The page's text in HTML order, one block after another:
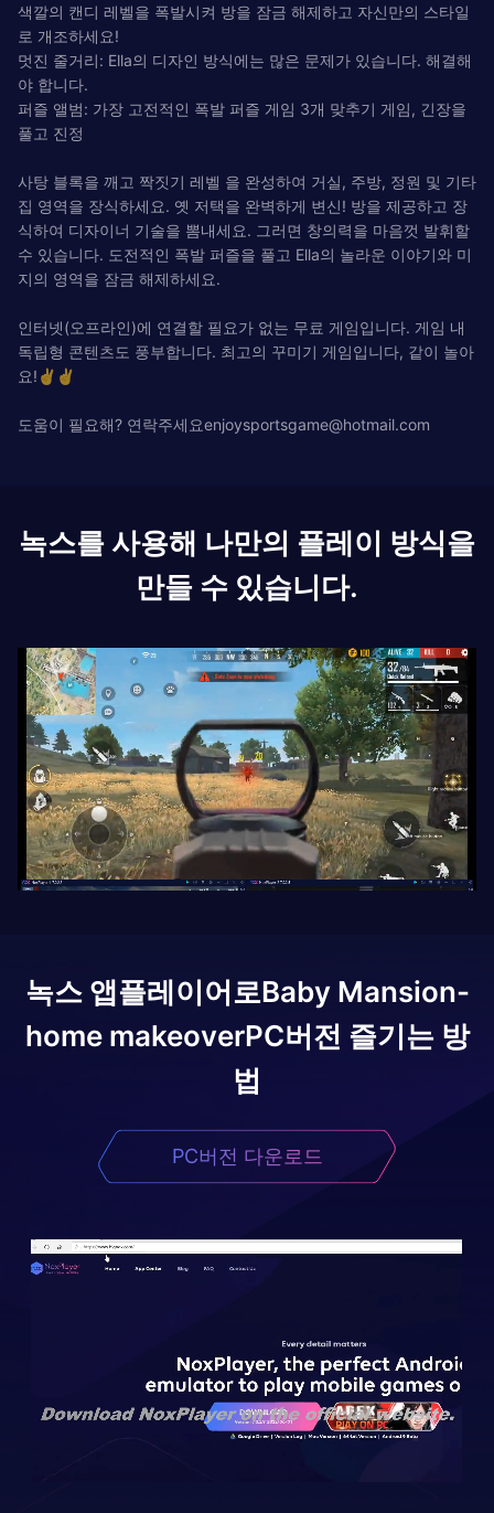
색깔의 캔디 레벨을 폭발시켜 방을 잠금 해제하고 자신만의 스타일
로 개조하세요!
멋진 줄거리: Ella의 디자인 방식에는 많은 문제가 있습니다. 해결해
야 합니다.
퍼즐 앨범: 가장 고전적인 폭발 퍼즐 게임 3개 맞추기 게임, 긴장을
풀고 진정
사탕 블록을 깨고 짝짓기 레벨 을 완성하여 거실, 주방, 정원 및 기타
집 영역을 장식하세요. 옛 저택을 완벽하게 변신! 방을 제공하고 장
식하여 디자이너 기술을 뽐내세요. 그러면 창의력을 마음껏 발휘할
수 있습니다. 도전적인 폭발 퍼즐을 풀고 Ella의 놀라운 이야기와 미
지의 영역을 잠금 해제하세요.
인터넷(오프라인)에 연결할 필요가 없는 무료 게임입니다. 게임 내
독립형 콘텐츠도 풍부합니다. 최고의 꾸미기 게임입니다, 같이 놀아
요!✌✌
도움이 필요해? 연락주세요enjoysportsgame@hotmail.com
녹스를 사용해 나만의 플레이 방식을
만들 수 있습니다.
녹스 앱플레이어로Baby Mansion-
home makeoverPC버전 즐기는 방
법
PC버전 다운로드